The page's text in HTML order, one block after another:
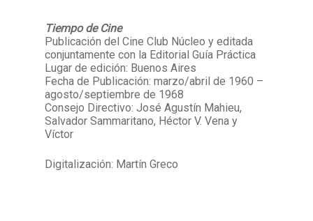
Tiempo de Cine
Publicación del Cine Club Núcleo y editada
conjuntamente con la Editorial Guía Práctica
Lugar de edición: Buenos Aires
Fecha de Publicación: marzo/abril de 1960 –
agosto/septiembre de 1968
Consejo Directivo: José Agustín Mahieu,
Salvador Sammaritano, Héctor V. Vena y
Víctor
Digitalización: Martín Greco